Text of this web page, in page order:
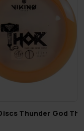
Thunder God